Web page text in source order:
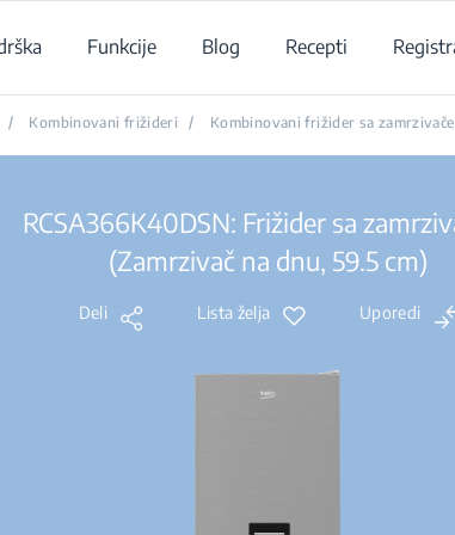
Funkcije Blog Recepti
/ Kombinovani frižideri / Kombinovani frižider sa
RCSA366K40DSN: Frižider sa
(Zamrzivač na dnu, 59.5 cm)
Deli Lista želja Uporedi